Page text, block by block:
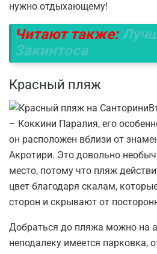
нужно отдыхающему!
Читают также:
Закинтоса
Красный пляж
– Коккини Паралия, его
он расположен вблизи от
Акротири. Это довольно
место, потому что пляж
цвет благодаря скалам,
сторон и скрывают от
Добраться до пляжа можно на
неподалеку имеется парковка,